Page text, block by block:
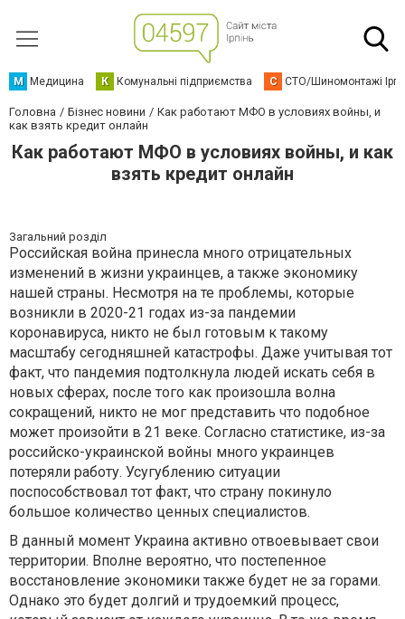
М Медицина К Комунальні підприємства С СТО/Шиномонтажі
Головна Бізнес новини
Как работают МФО в условиях войны, и
как взять кредит онлайн
Как работают МФО в условиях войны, и как
взять кредит онлайн
Загальний розділ
Российская война принесла много отрицательных
изменений в жизни украинцев, а также экономику
нашей страны. Несмотря на те проблемы, которые
возникли в 2020-21 годах из-за пандемии
коронавируса, никто не был готовым к такому
масштабу сегодняшней катастрофы. Даже учитывая тот
факт, что пандемия подтолкнула людей искать себя в
новых сферах, после того как произошла волна
сокращений, никто не мог представить что подобное
может произойти в 21 веке. Согласно статистике, из-за
российско-украинской войны много украинцев
потеряли работу. Усугублению ситуации
поспособствовал тот факт, что страну покинуло
большое количество ценных специалистов.
В данный момент Украина активно отвоевывает свои
территории. Вполне вероятно, что постепенное
восстановление экономики также будет не за горами.
Однако это будет долгий и трудоемкий процесс,